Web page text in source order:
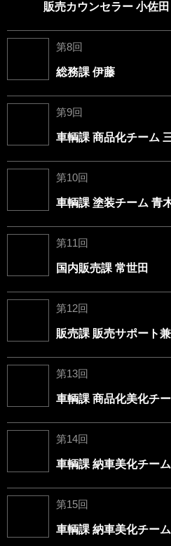
販売カウンセラー 小佐田
第8回
総務課 伊藤
第9回
車輌課 商品化チーム
第10回
車輌課 塗装チーム 青
第11回
国内販売課 常世田
第12回
販売課 販売サポート
第13回
車輌課 商品化美化チ
第14回
車輌課 納車美化チーム
第15回
車輌課 納車美化チーム